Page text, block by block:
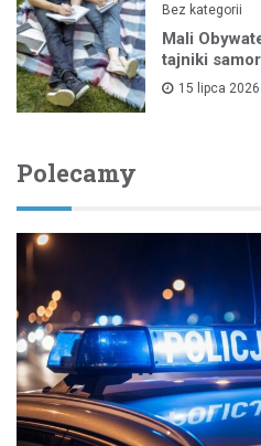
Bez kategorii
Mali
tajniki
15 lipca 2026
Polecamy